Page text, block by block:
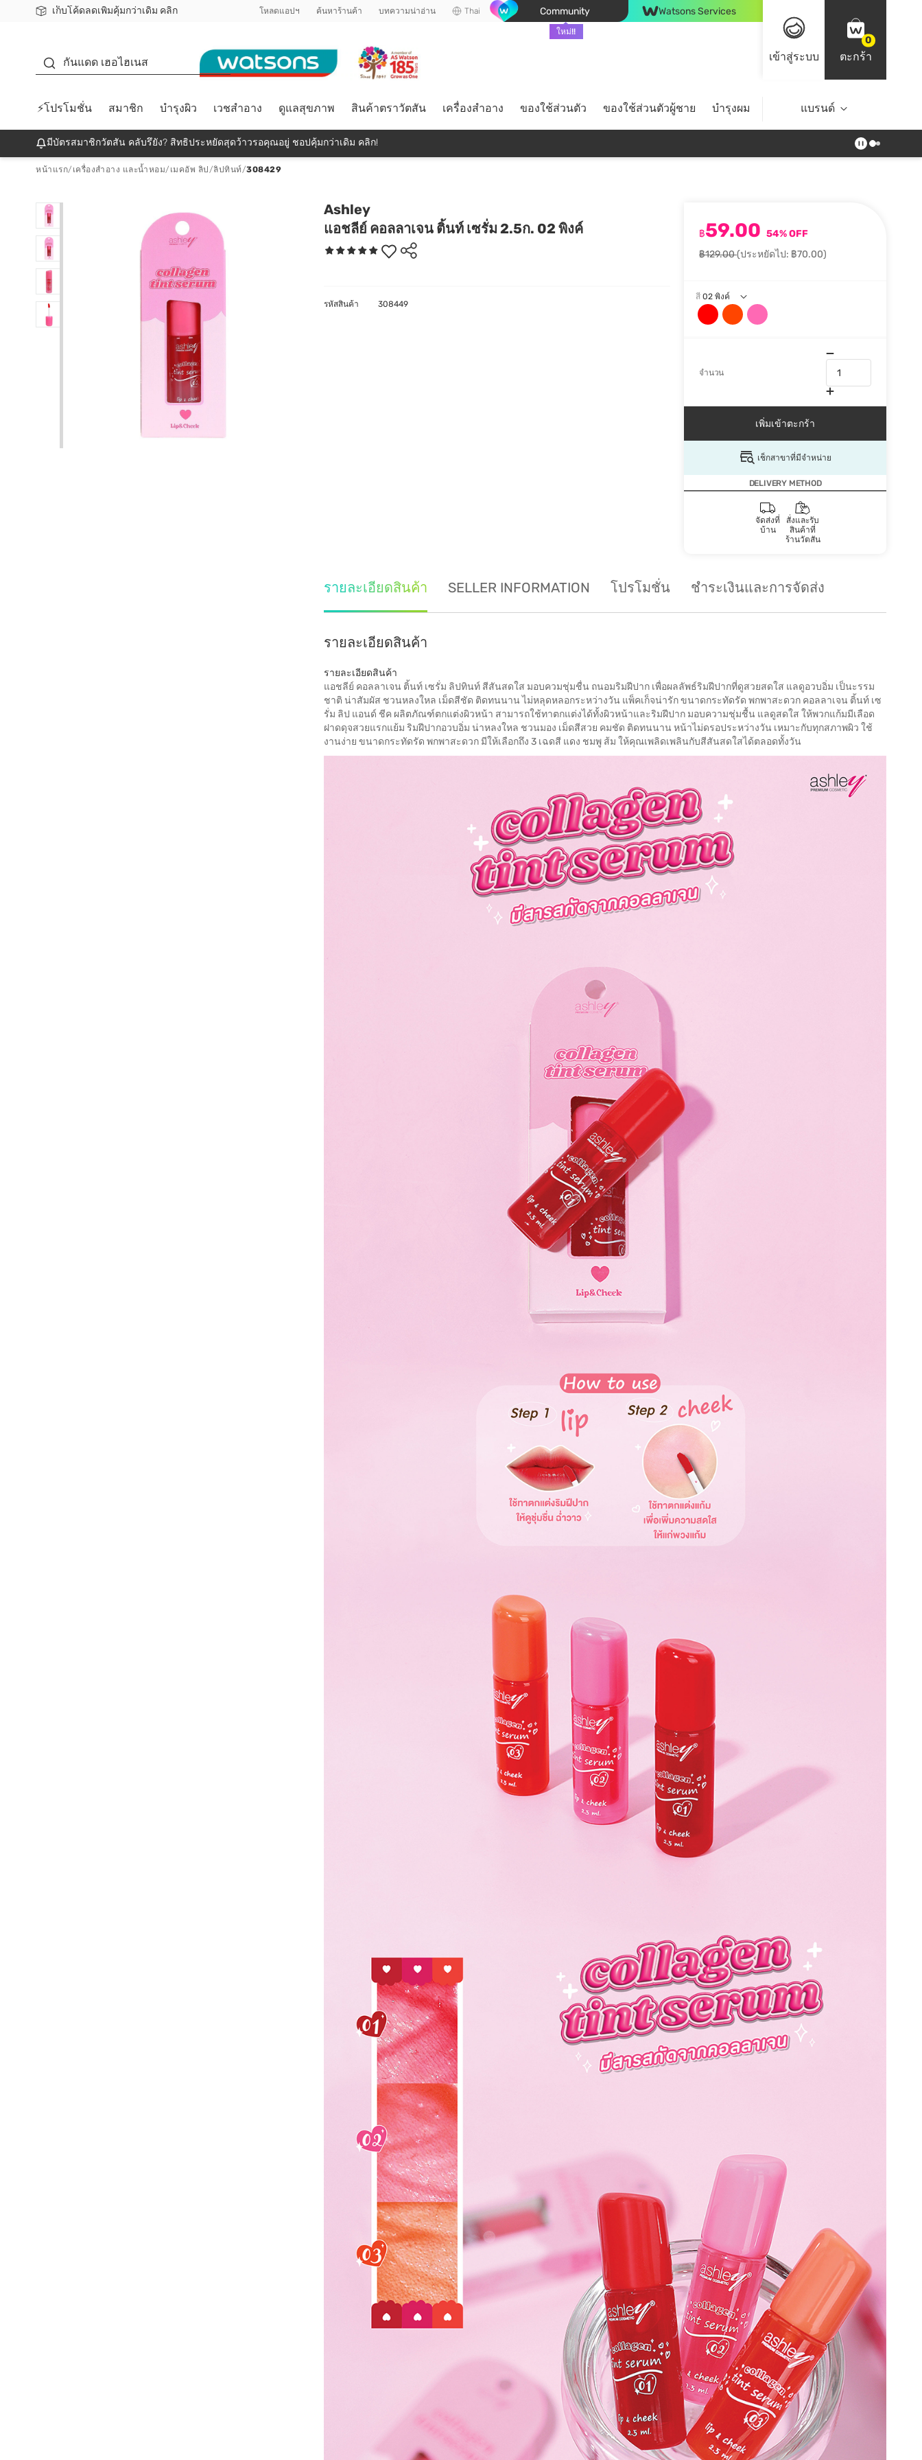
เก็บโค้ดลดเพิ่มคุ้มกว่าเดิม คลิก
ชอปออนไลน์ครั้งแรก ลดเพิ่มจุก ๆ 10%! 🎉
📦ส่งฟรี! เมื่อชอป 499฿
สมาชิกวัตสัน คลับดียังไง? โหลดแอปฯ ค้นหาร้านค้า บทความน่าอ่าน Thai Community
ใหม่!!
Watsons Services
เข้าสู่ระบบ
0
ตะกร้า
กันแดด เฮอไฮเนส
⚡โปรโมชั่น สมาชิก บำรุงผิว เวชสำอาง ดูแลสุขภาพ สินค้าตราวัตสัน เครื่องสำอาง ของใช้ส่วนตัว ของใช้ส่วนตัวผู้ชาย บำรุงผม ไลฟ์สไตล์ Top Brands
แบรนด์
มีบัตรสมาชิกวัตสัน คลับรึยัง? สิทธิประหยัดสุดว้าวรอคุณอยู่ ชอปคุ้มกว่าเดิม คลิก!
หน้าแรก/ เครื่องสำอาง และน้ำหอม/ เมคอัพ ลิป /ลิปทินท์/308429
Ashley
แอชลีย์ คอลลาเจน ติ้นท์ เซรั่ม 2.5ก. 02 พิงค์
฿59.00 54% OFF
฿129.00(ประหยัดไป: ฿70.00)
สี 02 พิงค์
จำนวน
เพิ่มเข้าตะกร้า
เช็กสาขาที่มีจำหน่าย
DELIVERY METHOD
จัดส่งที่
บ้าน
สั่งและรับ
สินค้าที่
ร้านวัตสัน
รหัสสินค้า 308449
รายละเอียดสินค้า SELLER INFORMATION โปรโมชั่น ชำระเงินและการจัดส่ง
รายละเอียดสินค้า
รายละเอียดสินค้า
แอชลีย์ คอลลาเจน ติ้นท์ เซรั่ม ลิปทินท์ สีสันสดใส มอบควมชุ่มชื่น ถนอมริมฝีปาก เพื่อผลลัพธ์ริมฝีปากที่ดูสวยสดใส แลดูอวบอิ่ม เป็นะรรม
ชาติ น่าสัมผัส ชวนหลงใหล เม็ดสีชัด ติดทนนาน ไม่หลุดหลอกระหว่างวัน แพ็คเก็จน่ารัก ขนาดกระทัดรัด พกพาสะดวก คอลลาเจน ติ้นท์ เซ
รั่ม ลิป แอนด์ ชีค ผลิตภัณฑ์ตกแต่งผิวหน้า สามารถใช้ทาตกแต่งได้ทั้งผิวหน้าและริมฝีปาก มอบความชุ่มชื้น แลดูสดใส ให้พวกแก้มมีเลือด
ฝาดดุจสวยแรกแย้ม ริมฝีปากอวบอิ่ม น่าหลงใหล ชวนมอง เม็ดสีสวย คมชัด ติดทนนาน หน้าไม่ดรอประหว่างวัน เหมาะกับทุกสภาพผิว ใช้
งานง่าย ขนาดกระทัดรัด พกพาสะดวก มีให้เลือกถึง 3 เฉดสี แดง ชมพู ส้ม ให้คุณเพลิดเพลินกับสีสันสดใสได้ตลอดทั้งวัน